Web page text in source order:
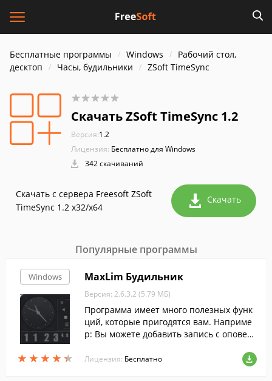
Бесплатные программы Windows
Рабочий стол,
десктоп
Часы, будильники ZSoft TimeSync
Скачать ZSoft TimeSync 1.2
Версия:1.2
Лицензия: Бесплатно для Windows
342 скачиваний
Скачать с сервера Freesoft ZSoft
TimeSync 1.2 x32/x64
Скачать
Популярные программы
Windows
★ ★ ★ ★ ★
★ ★ ★ ★ ★
MaxLim Будильник
Версия: 2.6.3.2 (5.79 МБ)
Программа имеет много полезных функ
ций, которые пригодятся вам. Наприме
р: Вы можете добавить запись с оповещ
грамма в установленное время сообщит
Лицензия: Бесплатно